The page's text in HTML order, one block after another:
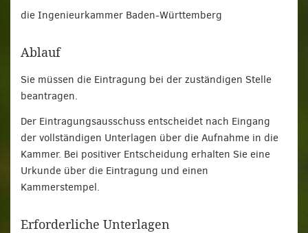
die Ingenieurkammer Baden-Württemberg
Ablauf
Sie müssen die Eintragung bei der zuständigen Stelle
beantragen.
Der Eintragungsausschuss entscheidet nach Eingang
der vollständigen Unterlagen über die Aufnahme in die
Kammer. Bei positiver Entscheidung erhalten Sie eine
Urkunde über die Eintragung und einen
Kammerstempel.
Erforderliche Unterlagen